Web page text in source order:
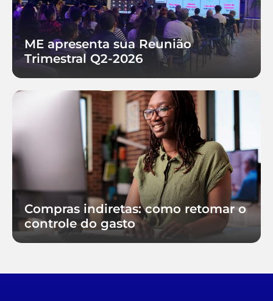
ME apresenta sua Reunião
Trimestral Q2-2026
Compras indiretas: como retomar o
controle do gasto